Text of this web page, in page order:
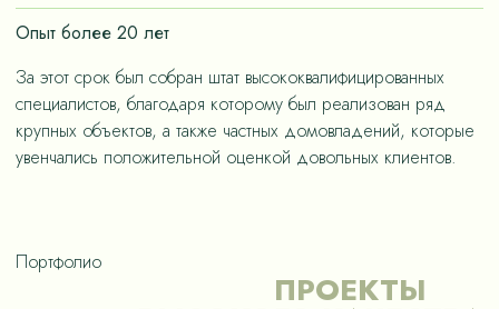
Опыт более 20 лет
За этот срок был собран штат высококвалифицированных
специалистов, благодаря которому был реализован ряд
крупных объектов, а также частных домовладений, которые
увенчались положительной оценкой довольных клиентов.
Портфолио
ПРОЕКТЫ